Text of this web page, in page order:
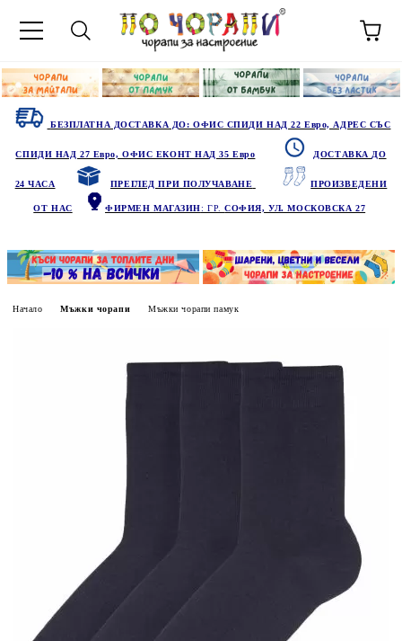
БЕЗПЛАТНА ДОСТАВКА ДО: ОФИС СПИДИ НАД 22 Евро, АДРЕС СЪС
СПИДИ НАД 27 Евро, ОФИС ЕКОНТ НАД 35 Евро ДОСТАВКА ДО
24 ЧАСА ПРЕГЛЕД ПРИ ПОЛУЧАВАНЕ ПРОИЗВЕДЕНИ
ОТ НАС ФИРМЕН МАГАЗИН: ГР.СОФИЯ, УЛ. МОСКОВСКА 27
Начало Мъжки чорапи Мъжки чорапи памук